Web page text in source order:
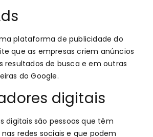
plataforma de publicidade do
que as empresas criem anúncios
resultados de busca e em outras
do Google.
digitais
digitais são pessoas que têm
redes sociais e que podem